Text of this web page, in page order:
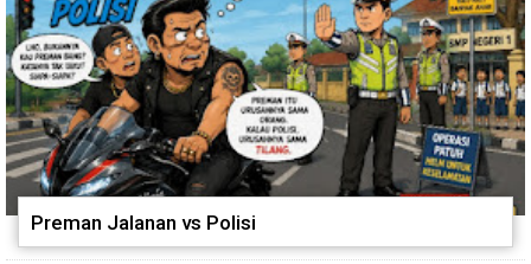
Preman Jalanan vs Polisi